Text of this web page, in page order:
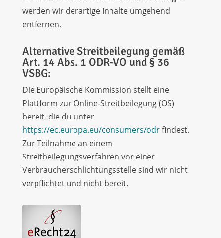
werden wir derartige Inhalte umgehend
entfernen.
Alternative Streitbeilegung gemäß
Art. 14 Abs. 1 ODR-VO und § 36
VSBG:
Die Europäische Kommission stellt eine
Plattform zur Online-Streitbeilegung (OS)
bereit, die du unter
https://ec.europa.eu/consumers/odrfindest.
Zur Teilnahme an einem
Streitbeilegungsverfahren vor einer
Verbraucherschlichtungsstelle sind wir nicht
verpflichtet und nicht bereit.